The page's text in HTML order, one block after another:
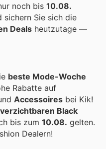
noch bis 10.08.
sichern Sie sich die
Deals heutzutage —
beste Mode-Woche
Rabatte auf
Accessoires bei Kik!
Black
bis zum 10.08. gelten.
Dealern!